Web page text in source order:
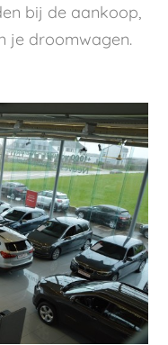
bij de aankoop,
je droomwagen.